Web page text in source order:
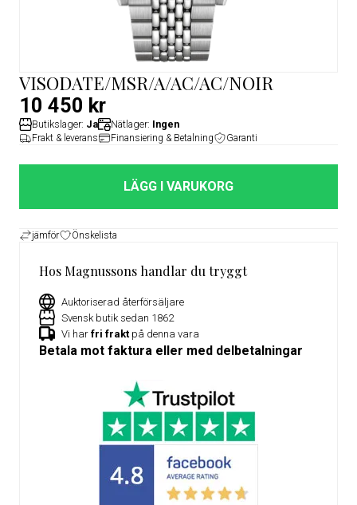
VISODATE/MSR/A/AC/AC/NOIR
10 450 kr
Butikslager: Ja Nätlager: Ingen
Frakt & leverans Finansiering & Betalning Garanti
LÄGG I VARUKORG
jämför Önskelista
Hos Magnussons handlar du tryggt
Auktoriserad återförsäljare
Svensk butik sedan 1862
Vi har fri frakt på denna vara
Betala mot faktura eller med delbetalningar